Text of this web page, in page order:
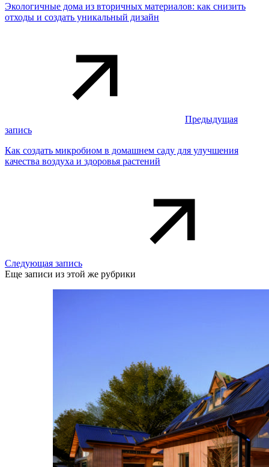
Экологичные дома из вторичных материалов: как снизить
отходы и создать уникальный дизайн
Предыдущая
запись
Как создать микробиом в домашнем саду для улучшения
качества воздуха и здоровья растений
Следующая запись
Еще записи из этой же рубрики